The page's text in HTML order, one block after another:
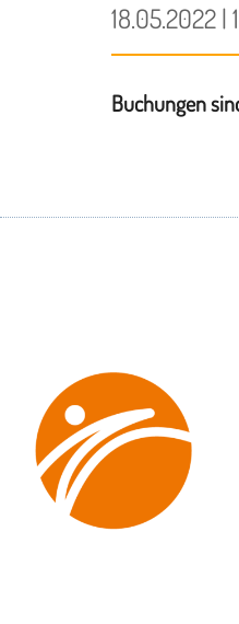
18.05.2022 |
Buchungen